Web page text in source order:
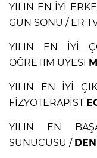
YILIN EN İYİ
GÜN SONU / ER
YILIN EN İYİ
ÖĞRETİM ÜYESİ
YILIN EN İYİ
FİZYOTERAPİST
YILIN EN
SUNUCUSU /